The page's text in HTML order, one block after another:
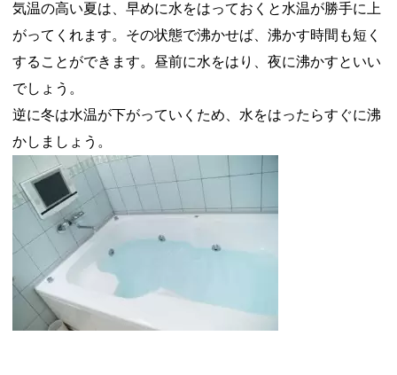
気温の高い夏は、早めに水をはっておくと水温が勝手に上
がってくれます。その状態で沸かせば、沸かす時間も短く
することができます。昼前に水をはり、夜に沸かすといい
でしょう。
逆に冬は水温が下がっていくため、水をはったらすぐに沸
かしましょう。